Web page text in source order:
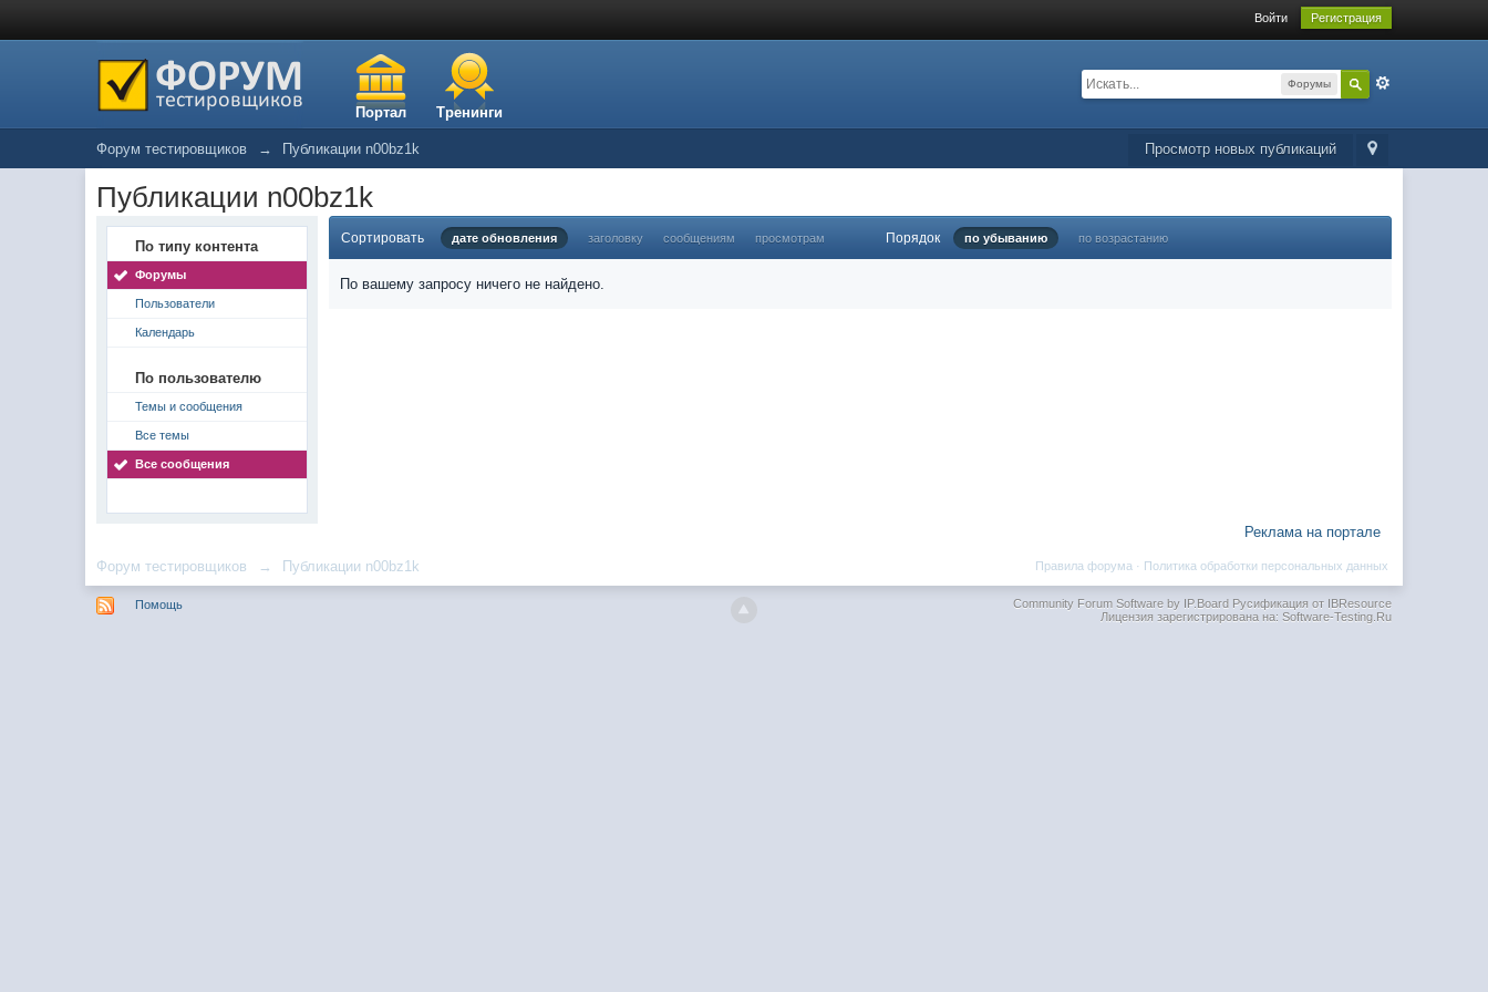
Войти Регистрация
Портал Тренинги
Форумы
Просмотр новых публикаций
Форум тестировщиков → Публикации n00bz1k
Публикации n00bz1k
По типу контента
Форумы
Пользователи
Календарь
По пользователю
Темы и сообщения
Все темы
Все сообщения
Сортировать дате обновления заголовку сообщениям просмотрам Порядок по убыванию по возрастанию
По вашему запросу ничего не найдено.
Реклама на портале
Форум тестировщиков → Публикации n00bz1k Политика обработки персональных данных
Правила форума ·
Помощь Community Forum Software by IP.BoardРусификация от IBResource
Лицензия зарегистрирована на: Software-Testing.Ru